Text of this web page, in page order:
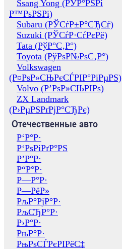
Ssang Yong (РЎР°РЅРі
Р™РѕРЅРі)
Subaru (РЎСѓР±Р°СЂСѓ)
Suzuki (РЎСѓР·СѓРєРё)
Tata (РўР°С‚Р°)
Toyota (РўРѕР№РѕС‚Р°)
Volkswagen
(Р¤РѕР»СЊРєСЃРІР°РіРµРЅ)
Volvo (Р’РѕР»СЊРІРѕ)
ZX Landmark
(Р›РµРЅРґРјР°СЂРє)
Отечественные авто
Р‘Р°Р·
Р‘РѕРіРґР°РЅ
Р’Р°Р·
Р“Р°Р·
Р—Р°Р·
Р—РёР»
РљР°РјР°Р·
РљСЂР°Р·
Р›Р°Р·
РњР°Р·
РњРѕСЃРєРІРёС‡